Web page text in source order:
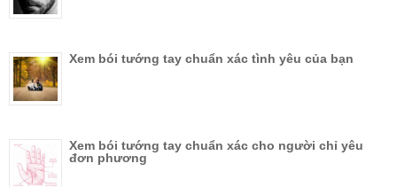
Xem bói tướng tay chuẩn xác tình yêu của bạn
Xem bói tướng tay chuẩn xác cho người chỉ yêu
đơn phương